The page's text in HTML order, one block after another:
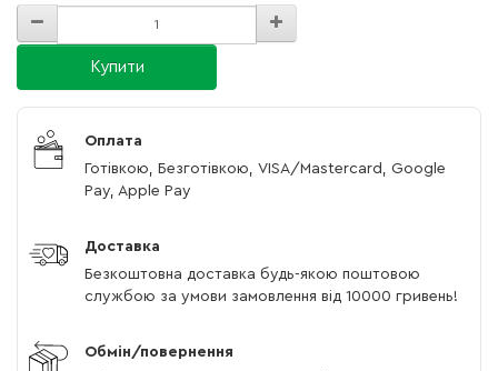
Купити
Оплата
Готівкою, Безготівкою, VISA/Mastercard, Google
Pay, Apple Pay
Доставка
Безкоштовна доставка будь-якою поштовою
службою за умови замовлення від 10000 гривень!
Обмін/повернення